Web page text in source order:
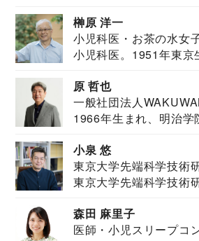
榊原 洋一
小児科医・お茶の水女
小児科医。1951年東京
原 哲也
一般社団法人
JAPAN代表・言語聴覚
1966年生まれ、明治学
小泉 悠
東京大学先端科学技術
東京大学先端科学技術
森田 麻里子
医師・小児スリープコ